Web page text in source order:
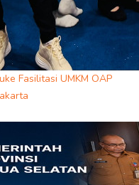
Fasilitasi UMKM OAP